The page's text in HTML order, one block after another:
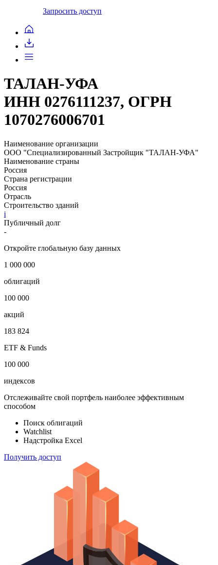
Запросить доступ
ТАЛАН-УФА
ИНН 0276111237, ОГРН
1070276006701
Наименование организации
ООО "Специализированный Застройщик "ТАЛАН-УФА"
Наименование страны
Россия
Страна регистрации
Россия
Отрасль
Строительство зданий
i
Публичный долг
-
Откройте глобальную базу данных
1 000 000
облигаций
100 000
акций
183 824
ETF & Funds
100 000
индексов
Отслеживайте свой портфель наиболее эффективным
способом
Поиск облигаций
Watchlist
Надстройка Excel
Получить доступ